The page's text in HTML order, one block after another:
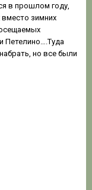
в прошлом году,
зимних
Петелино….Туда
но все были